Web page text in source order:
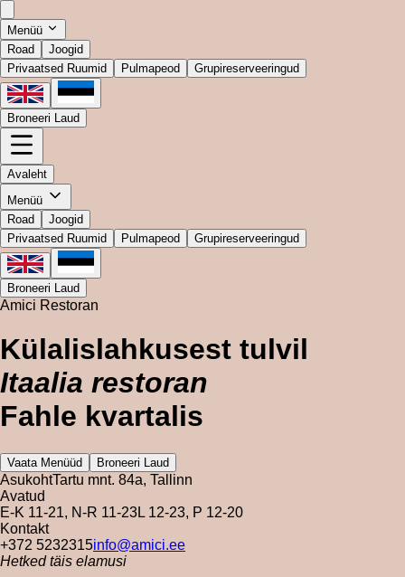
Menüü
Road
Joogid
Privaatsed Ruumid
Pulmapeod Grupireserveeringud
Broneeri Laud
Avaleht
Menüü
Road
Joogid
Privaatsed Ruumid
Pulmapeod Grupireserveeringud
Broneeri Laud
Amici Restoran
Külalislahkusest tulvil
Itaalia restoran
Fahle kvartalis
Vaata Menüüd Broneeri Laud
AsukohtTartu mnt. 84a, Tallinn
Avatud
E-K 11-21, N-R 11-23L 12-23, P 12-20
Kontakt
+372 5232315info@amici.ee
Hetked täis elamusi